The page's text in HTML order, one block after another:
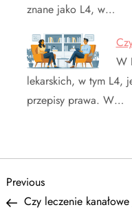
znane jako L4, w…
W
lekarskich, w tym L4,
przepisy prawa. W…
N
Previous
Post
Previous
Czy leczenie